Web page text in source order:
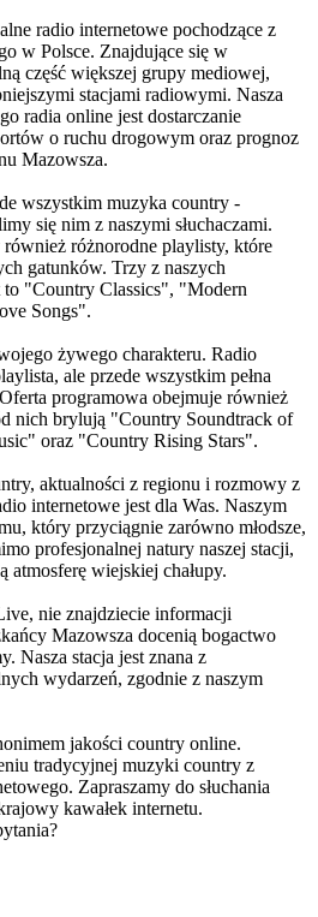
radio internetowe pochodzące z
w Polsce. Znajdujące się w
część większej grupy mediowej,
stacjami radiowymi. Nasza
radia online jest dostarczanie
o ruchu drogowym oraz prognoz
Mazowsza.
wszystkim muzyka country -
się nim z naszymi słuchaczami.
różnorodne playlisty, które
gatunków. Trzy z naszych
"Country Classics", "Modern
Songs".
żywego charakteru. Radio
ale przede wszystkim pełna
programowa obejmuje również
nich brylują "Country Soundtrack of
oraz "Country Rising Stars".
aktualności z regionu i rozmowy z
internetowe jest dla Was. Naszym
który przyciągnie zarówno młodsze,
profesjonalnej natury naszej stacji,
wiejskiej chałupy.
nie znajdziecie informacji
Mazowsza docenią bogactwo
Nasza stacja jest znana z
wydarzeń, zgodnie z naszym
jakości country online.
tradycyjnej muzyki country z
Zapraszamy do słuchania
kawałek internetu.